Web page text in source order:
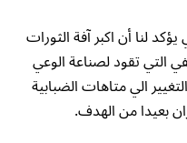
لنا أن اكبر آفة الثورات
التي تقود لصناعة الوعي
الي متاهات الضبابية
بعيدا من الهدف.